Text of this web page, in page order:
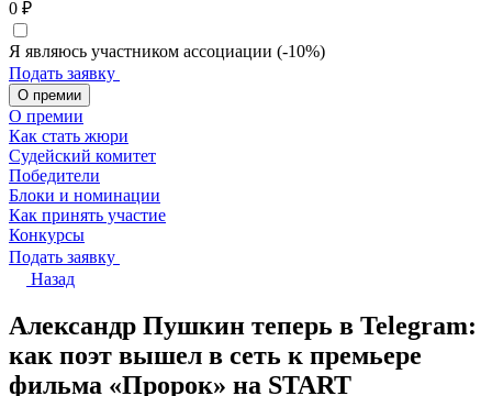
0 ₽
Я являюсь участником ассоциации (-10%)
Подать заявку
О премии
О премии
Как стать жюри
Судейский комитет
Победители
Блоки и номинации
Как принять участие
Конкурсы
Подать заявку
Назад
Александр Пушкин теперь в Telegram:
как поэт вышел в сеть к премьере
фильма «Пророк» на START